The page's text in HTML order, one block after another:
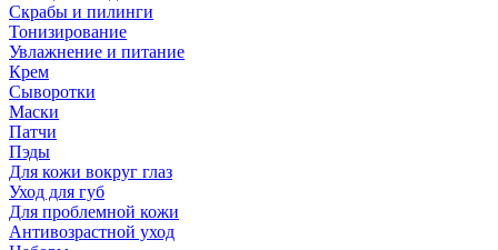
Скрабы и пилинги
Тонизирование
Увлажнение и питание
Крем
Сыворотки
Маски
Патчи
Пэды
Для кожи вокруг глаз
Уход для губ
Для проблемной кожи
Антивозрастной уход